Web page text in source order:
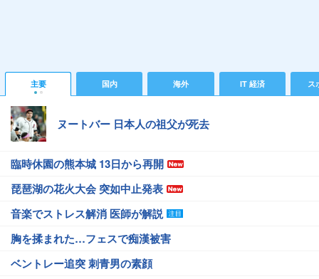
主要 国内 海外 IT 経済 ス
ヌートバー 日本人の祖父が死去
臨時休園の熊本城 13日から再開
琵琶湖の花火大会 突如中止発表
音楽でストレス解消 医師が解説
胸を揉まれた…フェスで痴漢被害
ベントレー追突 刺青男の素顔